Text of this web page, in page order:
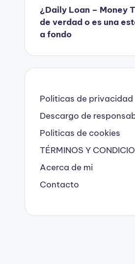
¿Daily Loan – Money
de verdad o es una
a fondo
Politicas de privacidad
Descargo de
Politicas de cookies
TÉRMINOS Y
Acerca de mi
Contacto